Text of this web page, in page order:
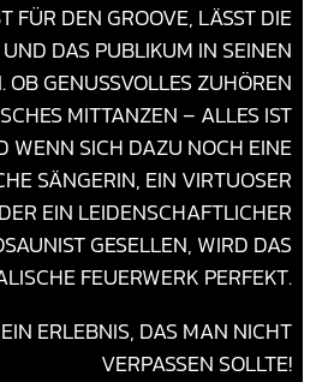
FÜR DEN GROOVE, LÄSST DIE
DAS PUBLIKUM IN SEINEN
OB GENUSSVOLLES ZUHÖREN
MITTANZEN – ALLES IST
WENN SICH DAZU NOCH EINE
SÄNGERIN, EIN VIRTUOSER
EIN LEIDENSCHAFTLICHER
GESELLEN, WIRD DAS
FEUERWERK PERFEKT.
ERLEBNIS, DAS MAN NICHT
VERPASSEN SOLLTE!